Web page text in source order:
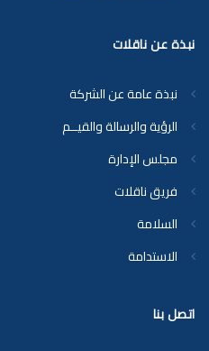
اتصل بنا
نبذة عن ناقلات
نبذة عامة عن الشركة
الرؤية والرسالة والقيــم
مجلس الإدارة
فريق ناقلات
السلامة
الاستدامة